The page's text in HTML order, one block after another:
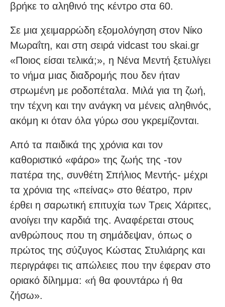
βρήκε το αληθινό της κέντρο στα 60.
Σε μια χειμαρρώδη εξομολόγηση στον Νίκο
Μωραΐτη, και στη σειρά vidcast του skai.gr
«Ποιος είσαι τελικά;», η Νένα Μεντή ξετυλίγει
το νήμα μιας διαδρομής που δεν ήταν
στρωμένη με ροδοπέταλα. Μιλά για τη ζωή,
την τέχνη και την ανάγκη να μένεις αληθινός,
ακόμη κι όταν όλα γύρω σου γκρεμίζονται.
Από τα παιδικά της χρόνια και τον
καθοριστικό «φάρο» της ζωής της -τον
πατέρα της, συνθέτη Σπήλιος Μεντής- μέχρι
τα χρόνια της «πείνας» στο θέατρο, πριν
έρθει η σαρωτική επιτυχία των Τρεις Χάριτες,
ανοίγει την καρδιά της. Αναφέρεται στους
ανθρώπους που τη σημάδεψαν, όπως ο
πρώτος της σύζυγος Κώστας Στυλιάρης και
περιγράφει τις απώλειες που την έφεραν στο
οριακό δίλημμα: «ή θα φουντάρω ή θα
ζήσω».